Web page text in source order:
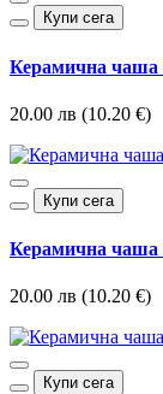
Купи сега
Керамична
20.00 лв (10.20 €)
Купи сега
Керамична чаша
20.00 лв (10.20 €)
Купи сега